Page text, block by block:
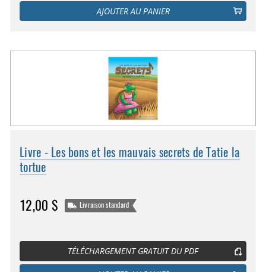
AJOUTER AU PANIER
Livre - Les bons et les mauvais secrets de Tatie la
tortue
12,00 $ Livraison standard
TÉLÉCHARGEMENT GRATUIT DU PDF